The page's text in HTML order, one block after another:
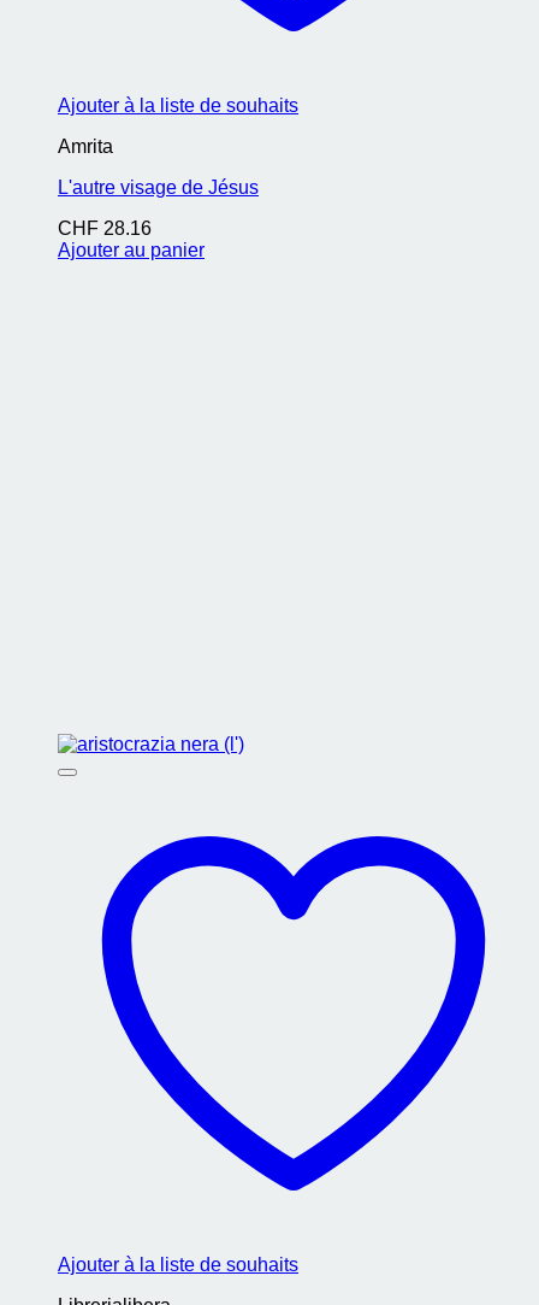
Ajouter à la liste de souhaits
Amrita
L'autre visage de Jésus
CHF 28.16
Ajouter au panier
Ajouter à la liste de souhaits